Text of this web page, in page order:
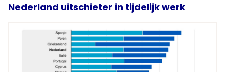
Nederland uitschieter in tijdelijk werk